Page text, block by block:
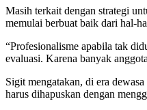
Masih terkait dengan strategi
memulai berbuat baik dari hal-
“Profesionalisme apabila tak
evaluasi. Karena banyak
Sigit mengatakan, di era
harus dihapuskan dengan